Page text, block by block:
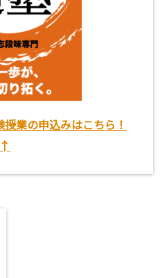
業の申込みはこちら！
↑